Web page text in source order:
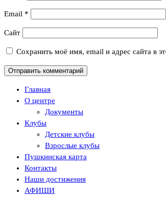
Email *
Сайт
Сохранить моё имя, email и адрес сайта в
Главная
О центре
Документы
Клубы
Детские клубы
Взрослые клубы
Пушкинская карта
Контакты
Наши достижения
АФИШИ